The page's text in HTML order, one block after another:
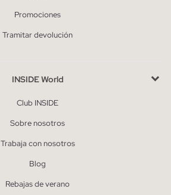
Promociones
Tramitar devolución
INSIDE World
Club INSIDE
Sobre nosotros
Trabaja con nosotros
Blog
Rebajas de verano